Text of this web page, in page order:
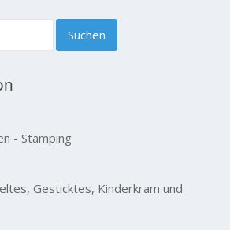
- Stamping
Gesticktes, Kinderkram und